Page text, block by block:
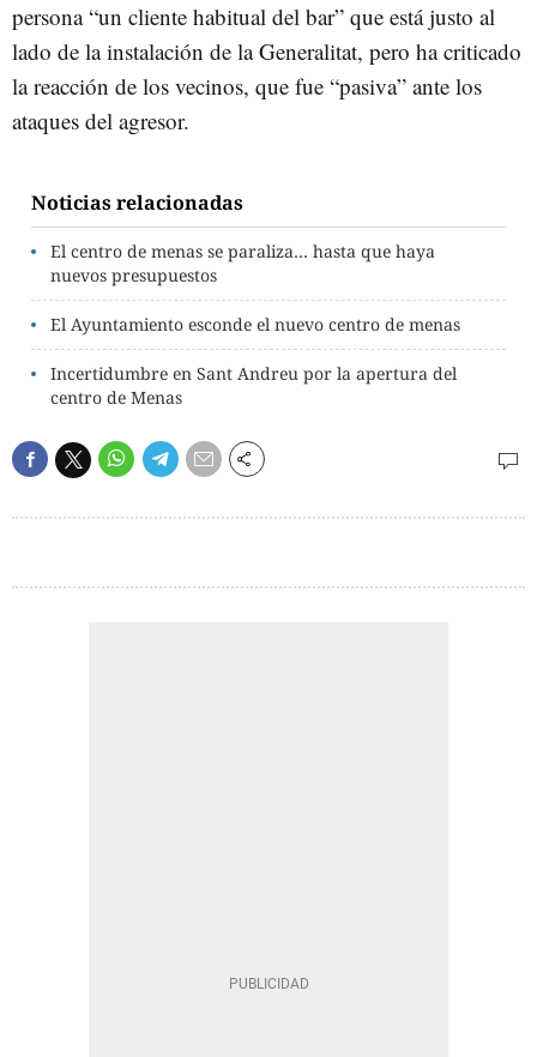
persona “un cliente habitual del bar” que está justo al
lado de la instalación de la Generalitat, pero ha criticado
la reacción de los vecinos, que fue “pasiva” ante los
ataques del agresor.
Noticias relacionadas
El centro de menas se paraliza… hasta que haya
nuevos presupuestos
El Ayuntamiento esconde el nuevo centro de menas
Incertidumbre en Sant Andreu por la apertura del
centro de Menas